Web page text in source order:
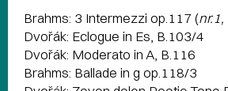
Brahms: 3 Intermezzi op.117 (nr.1,
Dvořák: Eclogue in Es, B.103/4
Dvořák: Moderato in A, B.116
Brahms: Ballade in g op.118/3